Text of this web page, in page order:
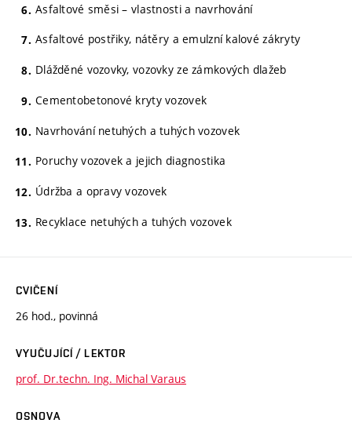
Asfaltové směsi – vlastnosti a navrhování
Asfaltové postřiky, nátěry a emulzní kalové zákryty
Dlážděné vozovky, vozovky ze zámkových dlažeb
Cementobetonové kryty vozovek
Navrhování netuhých a tuhých vozovek
Poruchy vozovek a jejich diagnostika
Údržba a opravy vozovek
Recyklace netuhých a tuhých vozovek
CVIČENÍ
26 hod., povinná
VYUČUJÍCÍ / LEKTOR
prof. Dr.techn. Ing. Michal Varaus
OSNOVA